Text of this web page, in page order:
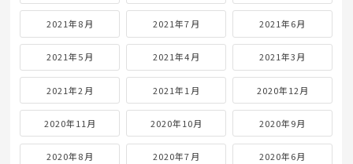
2021年8月 2021年7月 2021年6月
2021年5月 2021年4月 2021年3月
2021年2月 2021年1月 2020年12月
2020年11月 2020年10月 2020年9月
2020年8月 2020年7月 2020年6月